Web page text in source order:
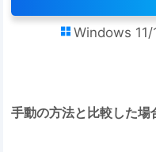
 Windows
手動の方法と比較した場